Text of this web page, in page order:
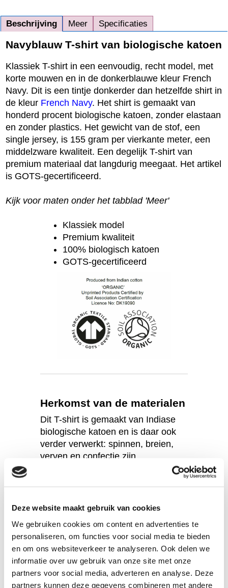
Deze website maakt gebruik van cookies
We gebruiken cookies om content en advertenties te
personaliseren, om functies voor social media te bieden
en om ons websiteverkeer te analyseren. Ook delen we
informatie over uw gebruik van onze site met onze
partners voor social media, adverteren en analyse. Deze
partners kunnen deze gegevens combineren met andere
Beschrijving Meer Specificaties
Navyblauw T-shirt van biologische katoen
Klassiek T-shirt in een eenvoudig, recht model, met
korte mouwen en in de donkerblauwe kleur French
Navy. Dit is een tintje donkerder dan hetzelfde shirt in
de kleur French Navy. Het shirt is gemaakt van
honderd procent biologische katoen, zonder elastaan
en zonder plastics. Het gewicht van de stof, een
single jersey, is 155 gram per vierkante meter, een
middelzware kwaliteit. Een degelijk T-shirt van
premium materiaal dat langdurig meegaat. Het artikel
is GOTS-gecertificeerd.
Kijk voor maten onder het tabblad 'Meer'
Klassiek model
Premium kwaliteit
100% biologisch katoen
GOTS-gecertificeerd
Herkomst van de materialen
Dit T-shirt is gemaakt van Indiase
biologische katoen en is daar ook
verder verwerkt: spinnen, breien,
verven en confectie zijn
mango-kleur geverfd met
voldoen aan de eisen van de
GOTS-standaard. Het gebruik van
hulpstoffen die bekend zijn als
allergeen zijn binnen deze
standaard niet toegestaan.